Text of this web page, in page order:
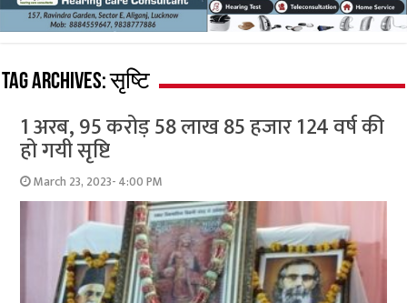
Tag Archives:सृष्टि
1 अरब, 95 करोड़ 58 लाख 85 हजार 124 वर्ष की
हो गयी सृष्टि
March 23, 2023- 4:00 PM